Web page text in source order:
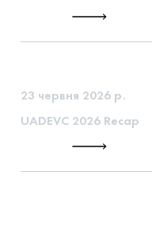
23 червня 2026 р.
UADEVC 2026 Recap